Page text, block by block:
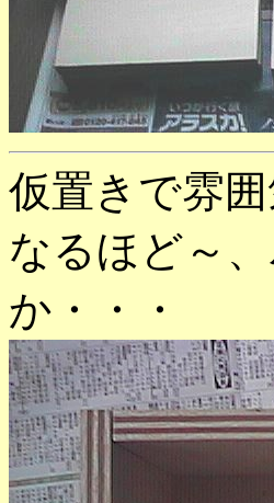
仮置きで雰
なるほど～
か・・・